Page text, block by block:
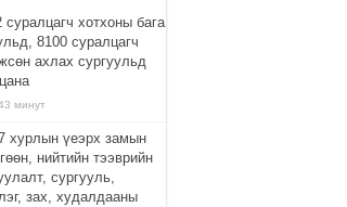
суралцагч хотхоны бага
8100 суралцагч
ахлах сургуульд
минут
хурлын үеэрх замын
нийтийн тээврийн
сургууль,
зах, худалдааны